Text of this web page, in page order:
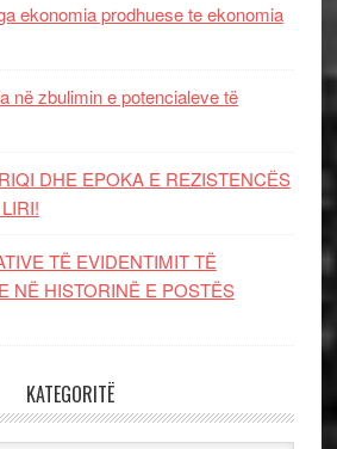
ekonomia prodhuese te ekonomia
në zbulimin e potencialeve të
DHE EPOKA E REZISTENCЁS
TË EVIDENTIMIT TË
NË HISTORINË E POSTËS
KATEGORITË